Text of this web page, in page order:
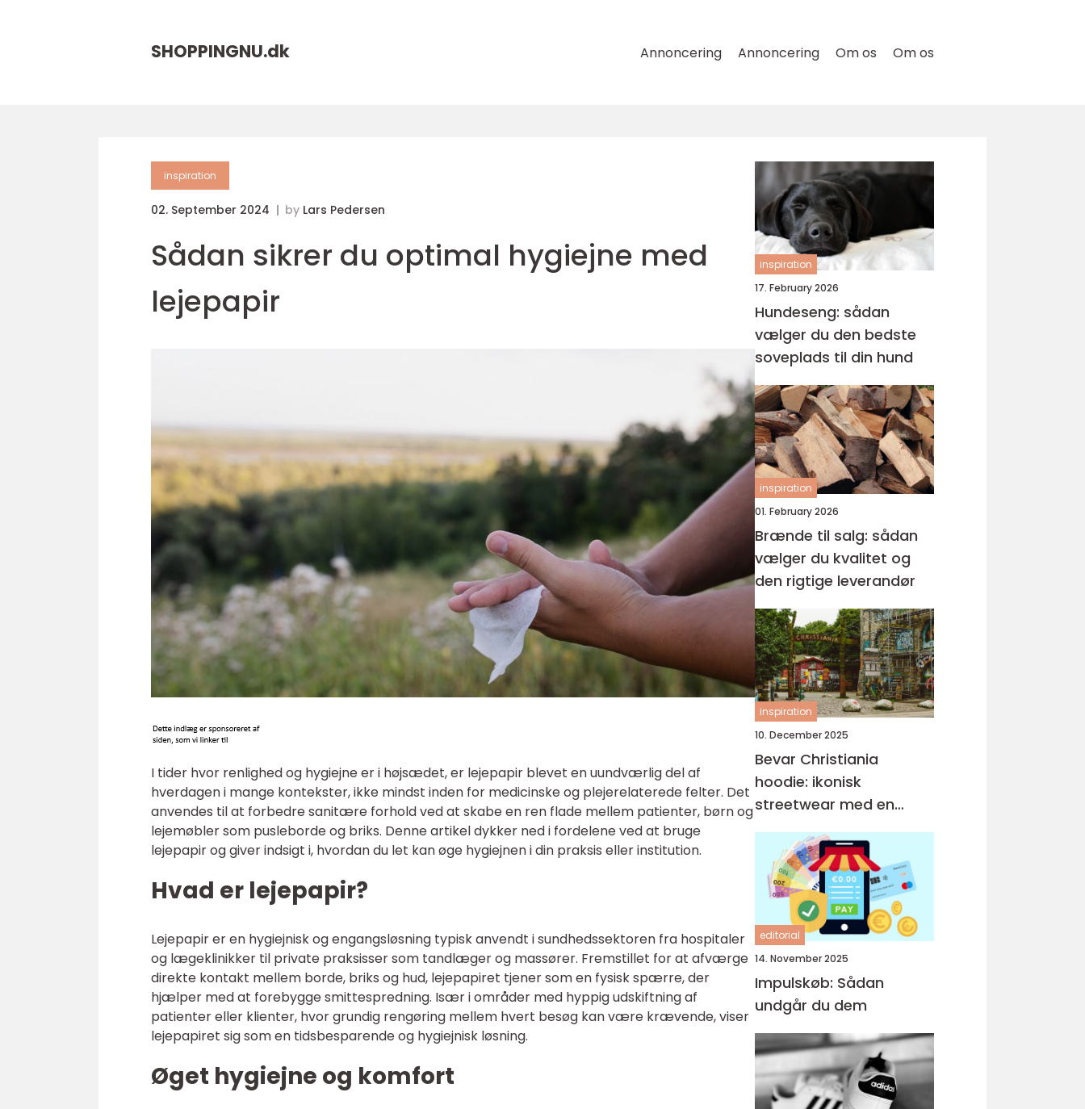
SHOPPINGNU.dk Annoncering Annoncering Om os Om os
inspiration
02. September 2024 by Lars Pedersen
Sådan sikrer du optimal hygiejne med
lejepapir
I tider hvor renlighed og hygiejne er i højsædet, er lejepapir blevet en uundværlig del af
hverdagen i mange kontekster, ikke mindst inden for medicinske og plejerelaterede felter. Det
anvendes til at forbedre sanitære forhold ved at skabe en ren flade mellem patienter, børn og
lejemøbler som pusleborde og briks. Denne artikel dykker ned i fordelene ved at bruge
lejepapir og giver indsigt i, hvordan du let kan øge hygiejnen i din praksis eller institution.
Hvad er lejepapir?
Lejepapir er en hygiejnisk og engangsløsning typisk anvendt i sundhedssektoren fra hospitaler
og lægeklinikker til private praksisser som tandlæger og massører. Fremstillet for at afværge
direkte kontakt mellem borde, briks og hud, lejepapiret tjener som en fysisk spærre, der
hjælper med at forebygge smittespredning. Især i områder med hyppig udskiftning af
patienter eller klienter, hvor grundig rengøring mellem hvert besøg kan være krævende, viser
lejepapiret sig som en tidsbesparende og hygiejnisk løsning.
Øget hygiejne og komfort
inspiration
17. February 2026
Hundeseng: sådan
vælger du den bedste
soveplads til din hund
inspiration
01. February 2026
Brænde til salg: sådan
vælger du kvalitet og
den rigtige leverandør
inspiration
10. December 2025
Bevar Christiania
hoodie: ikonisk
streetwear med en
historie
editorial
14. November 2025
Impulskøb: Sådan
undgår du dem